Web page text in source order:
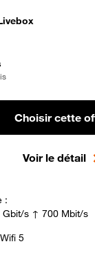
Choisir cette
Voir le détail
:
s ↑ 700 Mbit/s
5